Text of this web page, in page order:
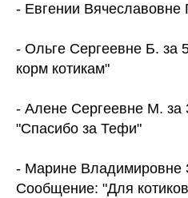
- Евгении Вячеславовне
- Ольге Сергеевне Б. за
корм котикам"
- Алене Сергеевне М.
"Спасибо за Тефи"
- Марине Владимировне
Сообщение: "Для